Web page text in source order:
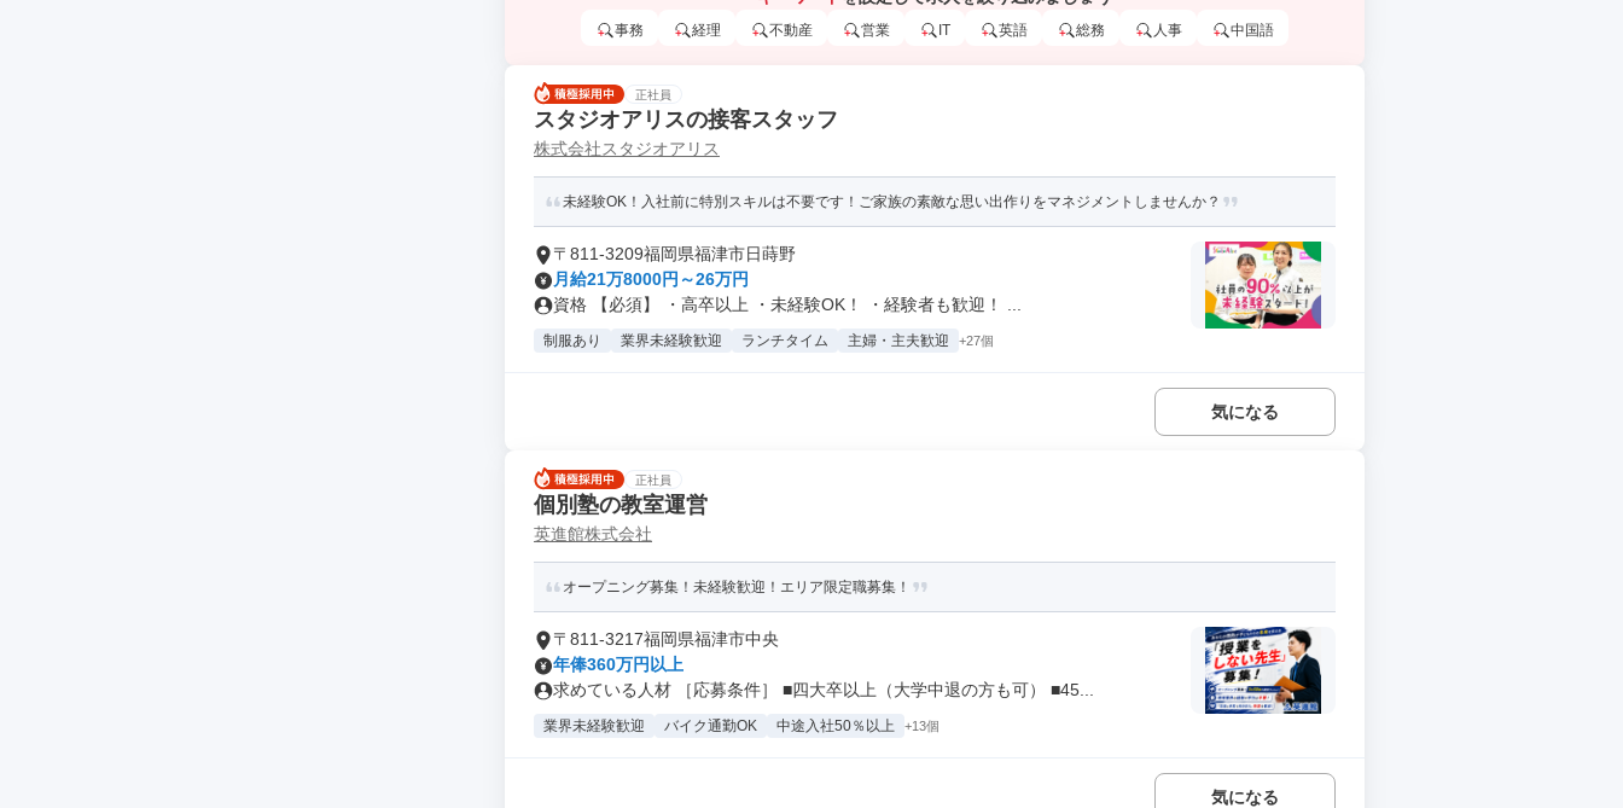
事務 経理 不動産 営業 IT 英語 総務 人事 中国語
正社員
スタジオアリスの接客スタッフ
株式会社スタジオアリス
未経験OK！入社前に特別スキルは不要です！ご家族の素敵な思い出作りをマネジメントしませんか？
〒811-3209福岡県福津市日蒔野
月給21万8000円～26万円
資格 【必須】 ・高卒以上 ・未経験OK！ ・経験者も歓迎！ ...
制服あり 業界未経験歓迎 ランチタイム 主婦・主夫歓迎 +27個
気になる
正社員
個別塾の教室運営
英進館株式会社
オープニング募集！未経験歓迎！エリア限定職募集！
〒811-3217福岡県福津市中央
年俸360万円以上
求めている人材 ［応募条件］ ■四大卒以上（大学中退の方も可） ■45...
業界未経験歓迎 バイク通勤OK 中途入社50％以上 +13個
気になる